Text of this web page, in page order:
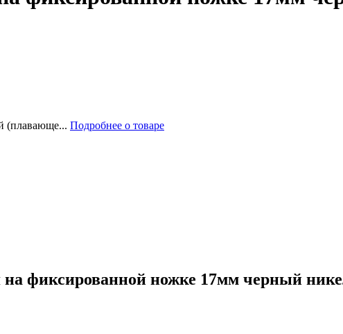
(плавающе... Подробнее о товаре
фиксированной ножке 17мм черный